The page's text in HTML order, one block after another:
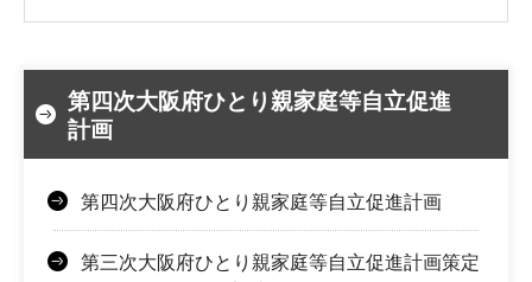
第四次大阪府ひとり親家庭等自立促進
計画
第四次大阪府ひとり親家庭等自立促進計画
第三次大阪府ひとり親家庭等自立促進計画策定